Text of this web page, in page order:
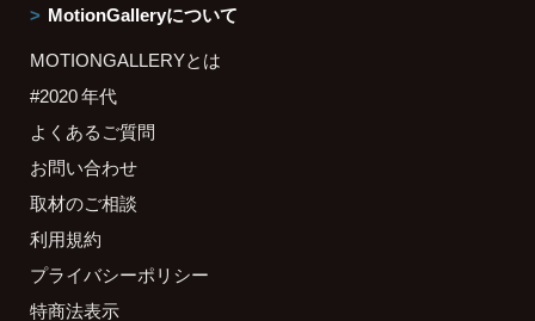
MotionGalleryについて
MOTIONGALLERYとは
#2020 年代
よくあるご質問
お問い合わせ
取材のご相談
利用規約
プライバシーポリシー
特商法表示